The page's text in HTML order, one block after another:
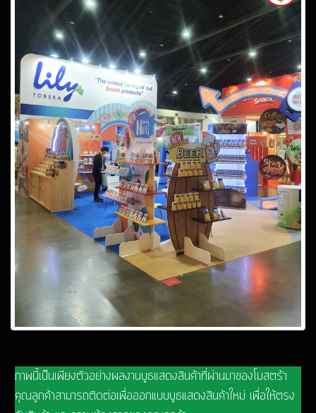
ภาพนี้เป็นเพียงตัวอย่างผลงานบูธแสดงสินค้าที่ผ่านมาของโมสตร้า
คุณลูกค้าสามารถติดต่อเพื่อออกแบบบูธแสดงสินค้าใหม่ เพื่อให้ตรง